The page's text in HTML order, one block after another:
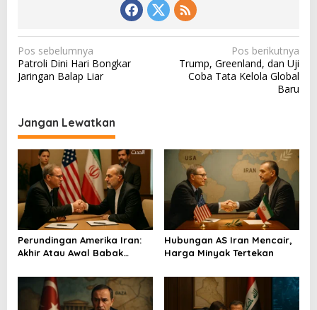
N
a
v
g
a
s
i
p
o
s
Pos sebelumnya
Patroli Dini Hari Bongkar
Jaringan Balap Liar
Pos berikutnya
Trump, Greenland, dan Uji
Coba Tata Kelola Global
Baru
Jangan Lewatkan
Perundingan Amerika Iran:
Akhir Atau Awal Babak
Hubungan AS Iran Mencair,
Harga Minyak Tertekan